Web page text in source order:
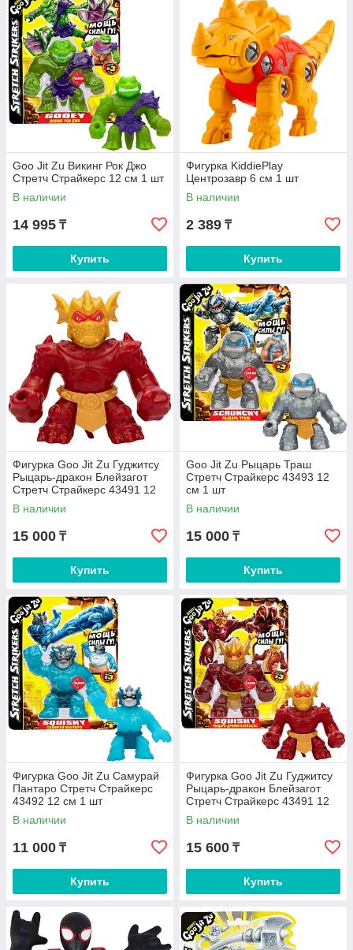
Goo Jit Zu Викинг Рок Джо
Стретч Страйкерс 12 см 1 шт
В наличии
14 995 ₸
Купить
Фигурка KiddiePlay
Центрозавр 6 см 1 шт
В наличии
2 389 ₸
Купить
Фигурка Goo Jit Zu Гуджитсу
Рыцарь-дракон Блейзагот
Стретч Страйкерс 43491 12
см 1 шт
В наличии
15 000 ₸
Купить
Goo Jit Zu Рыцарь Траш
Стретч Страйкерс 43493 12
см 1 шт
В наличии
15 000 ₸
Купить
Фигурка Goo Jit Zu Самурай
Пантаро Стретч Страйкерс
43492 12 см 1 шт
В наличии
11 000 ₸
Купить
Фигурка Goo Jit Zu Гуджитсу
Рыцарь-дракон Блейзагот
Стретч Страйкерс 43491 12
см 1 шт
В наличии
15 600 ₸
Купить